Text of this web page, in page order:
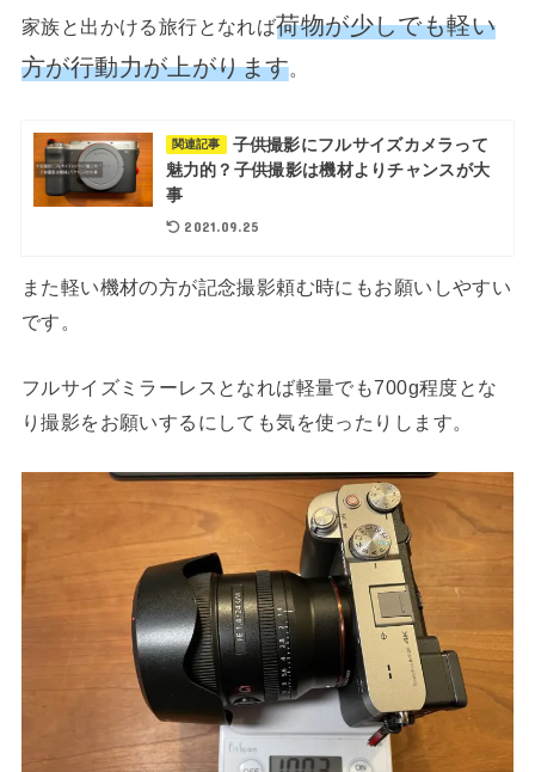
家族と出かける旅行となれば荷物が少しでも軽い
方が行動力が上がります。
関連記事
子供撮影にフルサイズカメラって
魅力的？子供撮影は機材よりチャンスが大
事
2021.09.25
また軽い機材の方が記念撮影頼む時にもお願いしやすい
です。
フルサイズミラーレスとなれば軽量でも700g程度とな
り撮影をお願いするにしても気を使ったりします。